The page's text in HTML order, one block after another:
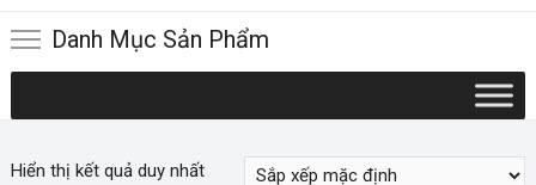
Danh Mục Sản Phẩm
Hiển thị kết quả duy nhất